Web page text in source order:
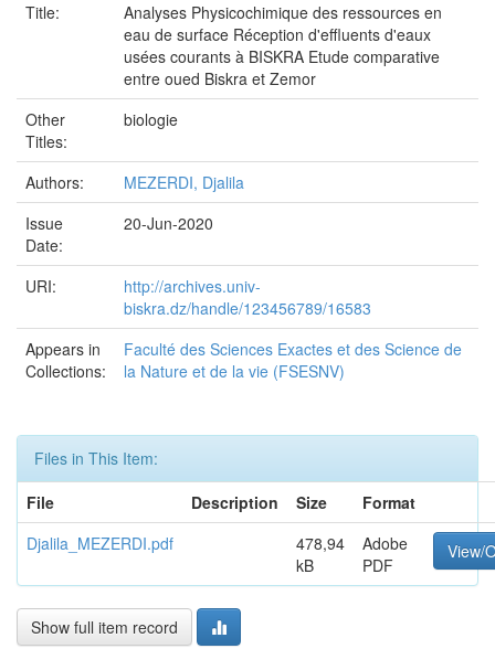
Title:
Analyses Physicochimique des ressources en
eau de surface Réception d'effluents d'eaux
usées courants à BISKRA Etude comparative
entre oued Biskra et Zemor
Other
Titles:
biologie
Authors:
MEZERDI, Djalila
Issue
Date:
20-Jun-2020
URI:
http://archives.univ-
biskra.dz/handle/123456789/16583
Appears in
Collections:
Faculté des Sciences Exactes et des Science de
la Nature et de la vie (FSESNV)
Files in This Item:
File
Description Size
Format
Djalila_MEZERDI.pdf
478,94
kB
Adobe
PDF
View/
Show full item record